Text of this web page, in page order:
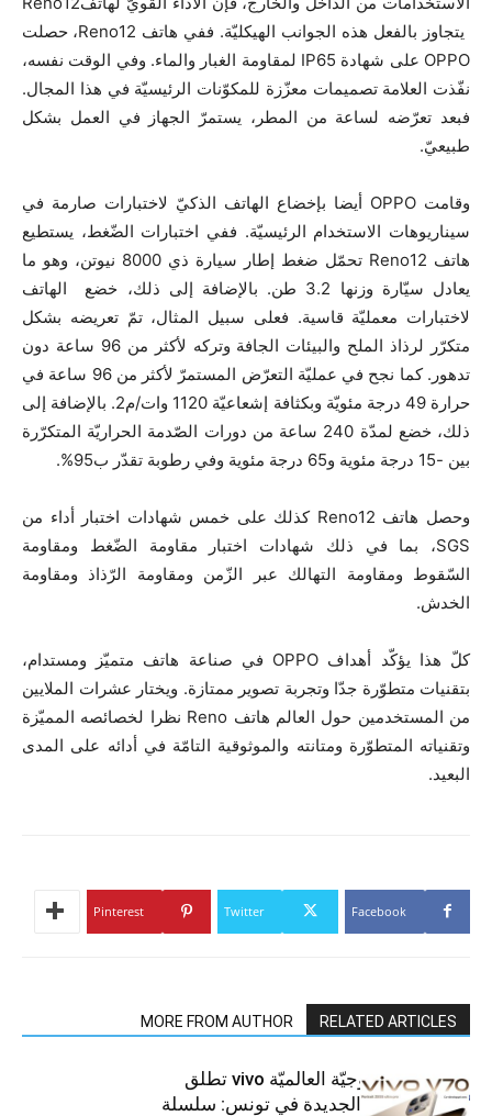
يتجاوز بالفعل هذه الجوانب الهيكليّة. ففي هاتف Reno12، حصلت
OPPO على شهادة IP65 لمقاومة الغبار والماء. وفي الوقت نفسه،
نفّذت العلامة تصميمات معزّزة للمكوّنات الرئيسيّة في هذا المجال.
فبعد تعرّضه لساعة من المطر، يستمرّ الجهاز في العمل بشكل
طبيعيّ.
وقامت OPPO أيضا بإخضاع الهاتف الذكيّ لاختبارات صارمة في
سيناريوهات الاستخدام الرئيسيّة. ففي اختبارات الضّغط، يستطيع
هاتف Reno12 تحمّل ضغط إطار سيارة ذي 8000 نيوتن، وهو ما
يعادل سيّارة وزنها 3.2 طن. بالإضافة إلى ذلك، خضع الهاتف
لاختبارات معمليّة قاسية. فعلى سبيل المثال، تمّ تعريضه بشكل
متكرّر لرذاذ الملح والبيئات الجافة وتركه لأكثر من 96 ساعة دون
تدهور. كما نجح في عمليّة التعرّض المستمرّ لأكثر من 96 ساعة في
حرارة 49 درجة مئويّة وبكثافة إشعاعيّة 1120 وات/م2. بالإضافة إلى
ذلك، خضع لمدّة 240 ساعة من دورات الصّدمة الحراريّة المتكرّرة
بين -15 درجة مئوية و65 درجة مئوية وفي رطوبة تقدّر ب95%.
وحصل هاتف Reno12 كذلك على خمس شهادات اختبار أداء من
SGS، بما في ذلك شهادات اختبار مقاومة الضّغط ومقاومة
السّقوط ومقاومة التهالك عبر الزّمن ومقاومة الرّذاذ ومقاومة
الخدش.
كلّ هذا يؤكّد أهداف OPPO في صناعة هاتف متميّز ومستدام،
بتقنيات متطوّرة جدّا وتجربة تصوير ممتازة. ويختار عشرات الملايين
من المستخدمين حول العالم هاتف Reno نظرا لخصائصه المميّزة
وتقنياته المتطوّرة ومتانته والموثوقية التامّة في أدائه على المدى
البعيد.
Facebook
Twitter
Pinterest
RELATED ARTICLES
MORE FROM AUTHOR
العلامة التّكنولوجيّة العالميّة vivo تطلق
هواتفها الذكيّة الجديدة في تونس: سلسلة